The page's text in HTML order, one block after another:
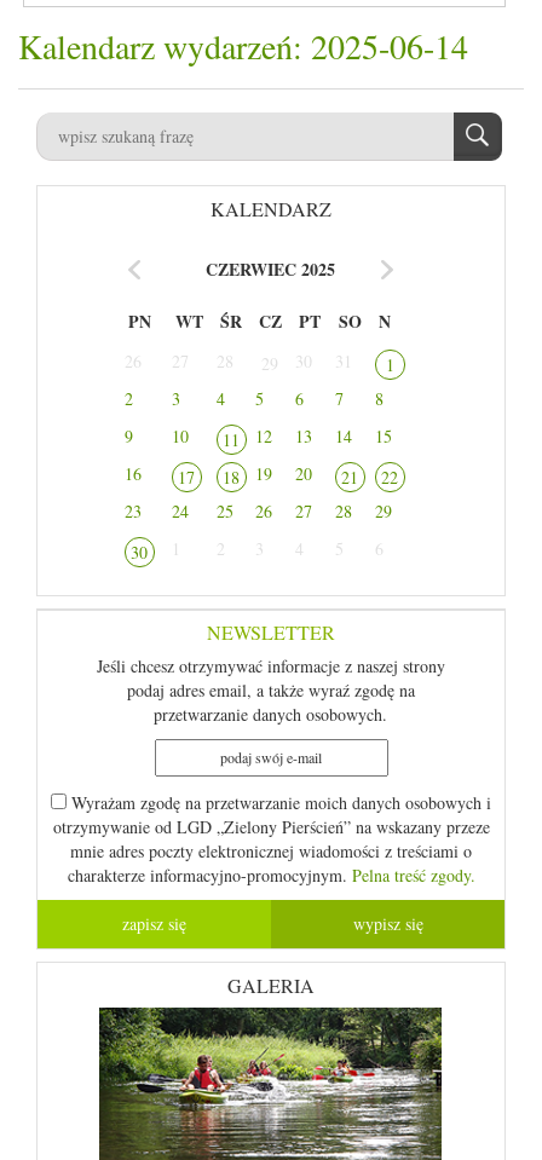
Kalendarz wydarzeń: 2025-06-14
KALENDARZ
CZERWIEC 2025
PN WT ŚR CZ PT SO N
26 27 28 29 30 31
1
2
3 4 5 6 7
8
9
10 11 12 13 14
15
16
17 18 19 20 21
22
23
24 25 26 27 28
29
30
1 2 3 4 5 6
NEWSLETTER
Jeśli chcesz otrzymywać informacje z naszej strony
podaj adres email, a także wyraź zgodę na
przetwarzanie danych osobowych.
Wyrażam zgodę na przetwarzanie moich danych osobowych i
otrzymywanie od LGD „Zielony Pierścień” na wskazany przeze
mnie adres poczty elektronicznej wiadomości z treściami o
charakterze informacyjno-promocyjnym. Pelna treść zgody.
GALERIA